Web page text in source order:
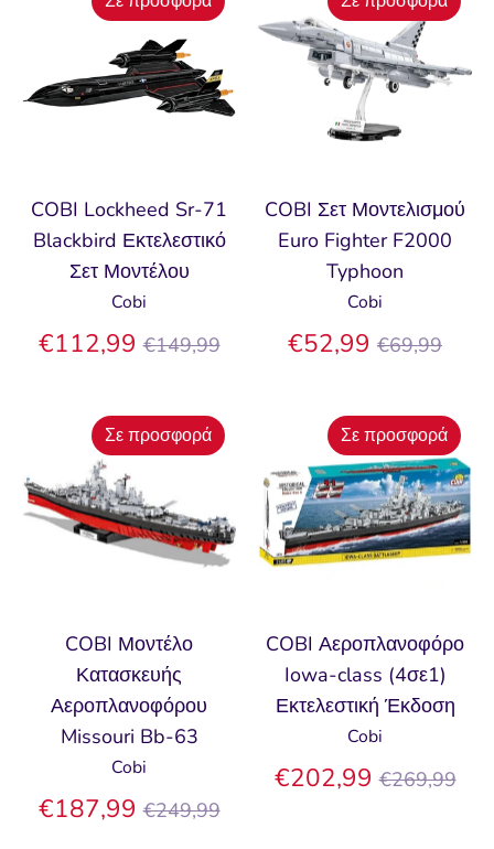
COBI Lockheed Sr-71
Blackbird Εκτελεστικό
Σετ Μοντέλου
Cobi
€112,99 Κανονική
€149,99
COBI Σετ Μοντελισμού
Euro Fighter F2000
Typhoon
Cobi
€52,99 Κανονική
€69,99
COBI Μοντέλο
Κατασκευής
Αεροπλανοφόρου
Missouri Bb-63
Cobi
€187,99 Κανονική
€249,99
Σε προσφορά
COBI Αεροπλανοφόρο
Iowa-class (4σε1)
Εκτελεστική Έκδοση
Cobi
€202,99 Κανονική
€269,99
Σε προσφορά